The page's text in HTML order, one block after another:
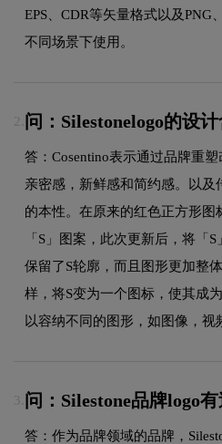
EPS、CDR等矢量格式以及PNG
不同场景下使用。
2. 问：Silestonelogo的设
答：Cosentino表示通过品牌重
亲密感，新鲜感和简约感。以
的本性。在原来的红色正方形图
「S」图案，此次更新后，将「
保留了S轮廓，而且图形更加整
样，将S变为一个图标，使其成
以容纳不同的图形，如图像，视
3. 问：Silestone品牌logo
答：作为品牌领域的品牌，